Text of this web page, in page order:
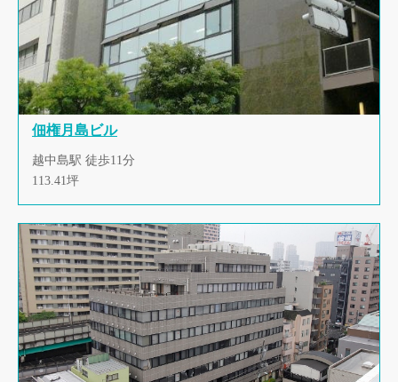
佃権月島ビル
越中島駅 徒歩11分
113.41坪